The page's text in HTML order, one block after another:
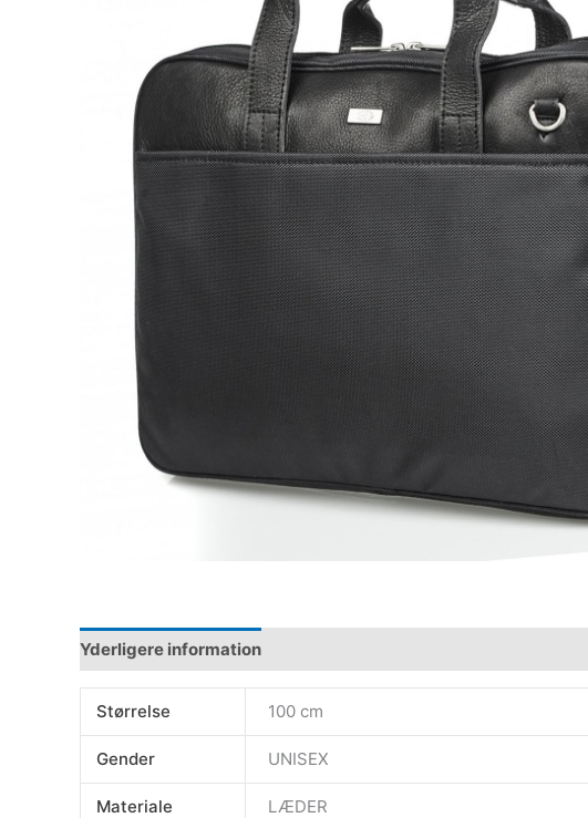
Yderligere information
Størrelse 100 cm
Gender UNISEX
Materiale LÆDER